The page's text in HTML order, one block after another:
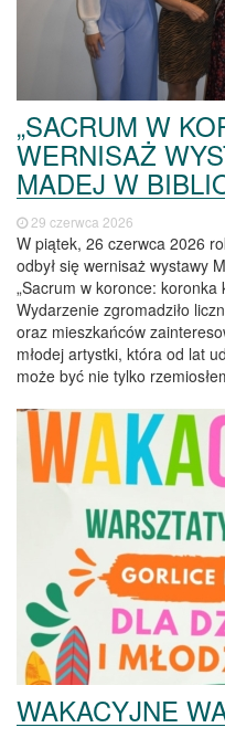
„SACRUM W
WERNISAŻ
MADEJ W
29 czerwca 2026
W piątek, 26 czerwca 2026
odbył się wernisaż wystawy
„Sacrum w koronce: koronka
Wydarzenie zgromadziło
oraz mieszkańców
młodej artystki, która od lat
może być nie tylko
WAKACYJNE